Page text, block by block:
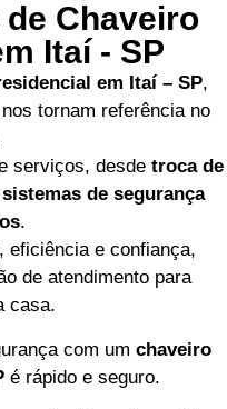
Chaveiro
Itaí - SP
em Itaí – SP,
tornam referência no
serviços, desde troca de
sistemas de segurança
.
eficiência e confiança,
de atendimento para
casa.
com um chaveiro
é rápido e seguro.